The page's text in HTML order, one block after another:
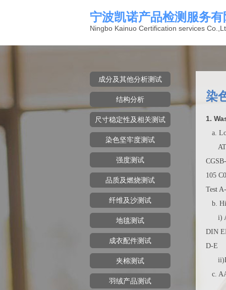
宁波凯诺产品检测服务
Ningbo Kainuo Certification services
成分及其他分析测试
结构分析
尺寸稳定性及相关测试
染色坚牢度测试
强度测试
品质及燃烧测试
纤维及沙测试
地毯测试
成衣配件测试
夹棉测试
羽绒产品测试
染
1.
a.
105
Test
b.
i)
DIN
D-E
c.